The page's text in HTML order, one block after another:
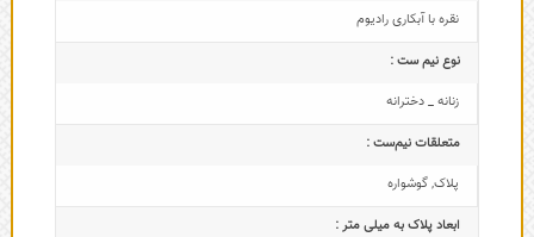
نقره با آبکاری رادیوم
نوع نیم ست :
زنانه _ دخترانه
متعلقات‌ نیم‌ست :
پلاک,گوشواره
ابعاد پلاک به میلی متر :